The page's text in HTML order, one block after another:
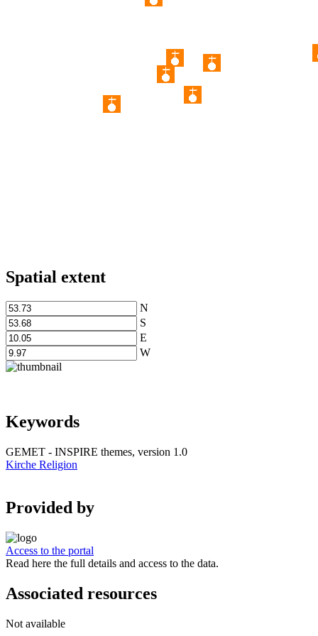
Spatial extent
N
S
E
W
Keywords
GEMET - INSPIRE themes, version 1.0
Kirche Religion
Provided by
Access to the portal
Read here the full details and access to the data.
Associated resources
Not available